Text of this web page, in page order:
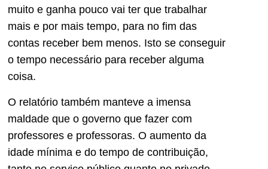
muito e ganha pouco vai ter que trabalhar
mais e por mais tempo, para no fim das
contas receber bem menos. Isto se conseguir
o tempo necessário para receber alguma
coisa.
O relatório também manteve a imensa
maldade que o governo que fazer com
professores e professoras. O aumento da
idade mínima e do tempo de contribuição,